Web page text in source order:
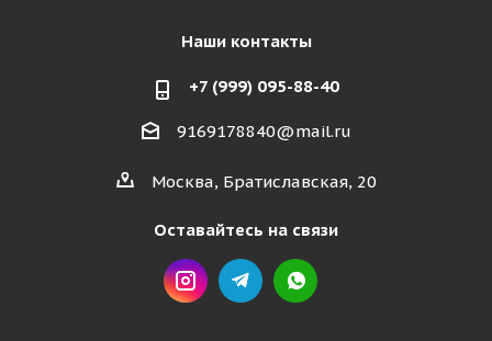
Наши контакты
+7 (999) 095-88-40
9169178840@mail.ru
Москва, Братиславская, 20
Оставайтесь на связи